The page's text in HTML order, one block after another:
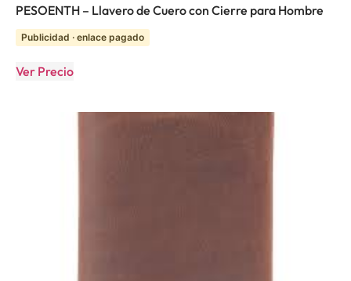
PESOENTH – Llavero de Cuero con Cierre para Hombre
Publicidad · enlace pagado
Ver Precio